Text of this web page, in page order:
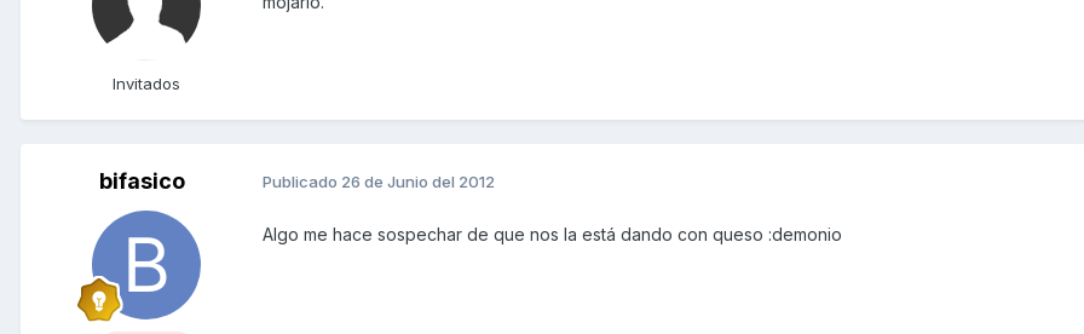
Invitados
bifasico Publicado 26 de Junio del 2012
Algo me hace sospechar de que nos la está dando con queso :demonio